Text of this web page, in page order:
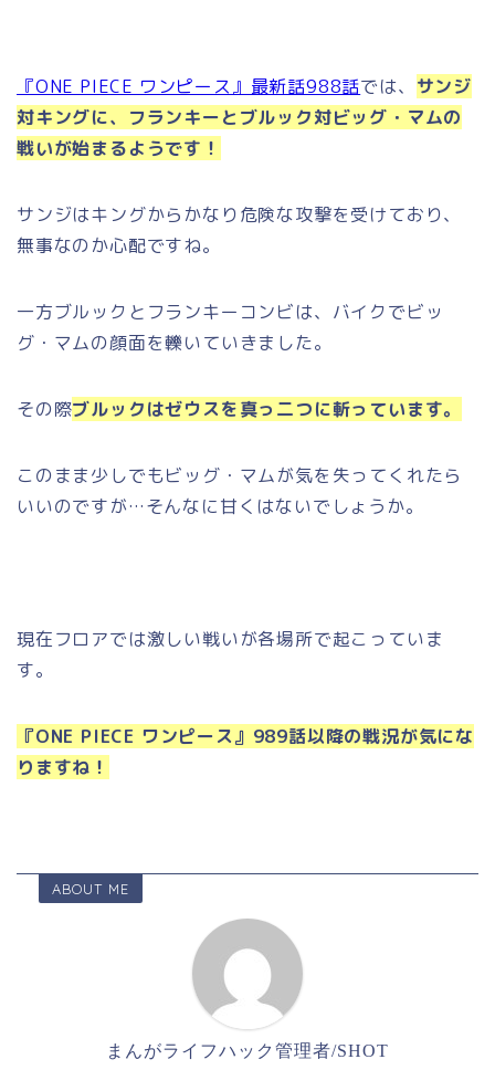
『ONE PIECE ワンピース』最新話988話では、 サンジ
対キングに、フランキーとブルック対ビッグ・マムの
戦いが始まるようです！
サンジはキングからかなり危険な攻撃を受けており、
無事なのか心配ですね。
一方ブルックとフランキーコンビは、バイクでビッ
グ・マムの顔面を轢いていきました。
その際ブルックはゼウスを真っ二つに斬っています。
このまま少しでもビッグ・マムが気を失ってくれたら
いいのですが…そんなに甘くはないでしょうか。
現在フロアでは激しい戦いが各場所で起こっていま
す。
『ONE PIECE ワンピース』989話以降の戦況が気にな
りますね！
ABOUT ME
まんがライフハック管理者/SHOT